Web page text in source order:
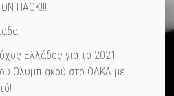
ΠΑΟΚ!!!
Ελλάδος για το 2021
Ολυμπιακού στο ΟΑΚΑ με